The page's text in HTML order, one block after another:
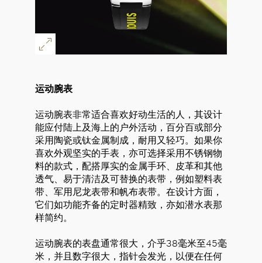
运动腕表
运动腕表非常适合喜欢好动生活的人，其设计
能应付陆上及海上的户外活动，百分百或部分
采用陶瓷或钛金属制成，耐用又轻巧。如果你
喜欢外观坚实的手表，亦可选择采用不锈钢物
料的款式，配搭厚实的金属手环、皮革和其他
透气、易于清洁及可替换的表带，例如塑料表
带、军用尼龙表带和帆布表带。在设计方面，
它们如功能齐备的定时器精致，亦如潜水表那
样简约。
运动腕表的表盘通常很大，介乎38毫米至45毫
米，并且数字很大，指针会发光，以便在任何